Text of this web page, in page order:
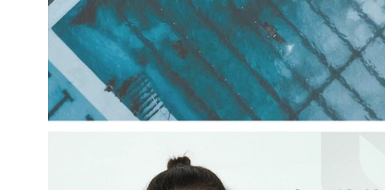
cỡ lớn đồ bơi nam
nhanh khô thiết bị
bơi hoàn chỉnh
dành cho nam áo
trẻ em do boi cho
đồ bơi nữ 1 mảnh
Đồ bơi cỡ mm béo
thon gọn béo đi tắm
suối nước nóng ao
boi nu đồ bơi chống
nắng nữ
600,000
Đồ bơi kéo sau lưng
cho nữ 2023 mới
phong cách nóng
bỏng bảo thủ võ sĩ
quyền Anh một
mảnh bể bơi che
do boi nu đồ tắm
biển nữ
560,000